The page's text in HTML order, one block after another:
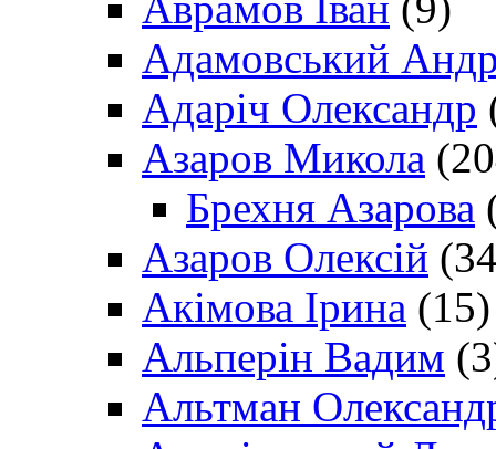
Адамовський
Адаріч Олександр
Азаров Микола
Брехня Азарова
Азаров Олексій
Акімова Ірина (15)
Альперін Вадим
Альтман